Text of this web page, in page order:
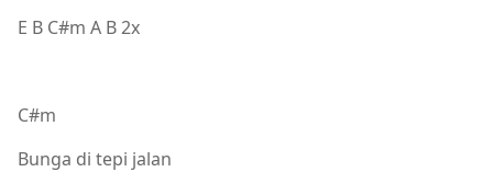
E B C#m A B 2x
C#m
Bunga di tepi jalan